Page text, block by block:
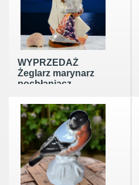
WYPRZEDAŻ
Żeglarz marynarz
pochłaniacz
Katowice
lata50/60te